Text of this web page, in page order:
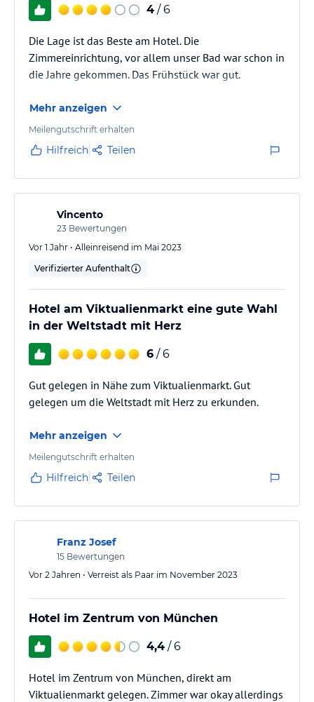
4 / 6
Die Lage ist das Beste am Hotel. Die
Zimmereinrichtung, vor allem unser Bad war schon in
die Jahre gekommen. Das Frühstück war gut.
Mehr anzeigen
Meilengutschrift erhalten
Hilfreich Teilen
Vincento
23 Bewertungen
Vor 1 Jahr • Alleinreisend im Mai 2023
Verifizierter Aufenthalt
Hotel am Viktualienmarkt eine gute Wahl
in der Weltstadt mit Herz
6 / 6
Gut gelegen in Nähe zum Viktualienmarkt. Gut
gelegen um die Weltstadt mit Herz zu erkunden.
Mehr anzeigen
Meilengutschrift erhalten
Hilfreich Teilen
Franz Josef
15 Bewertungen
Vor 2 Jahren • Verreist als Paar im November 2023
Hotel im Zentrum von München
4,4 / 6
Hotel im Zentrum von München, direkt am
Viktualienmarkt gelegen. Zimmer war okay allerdings